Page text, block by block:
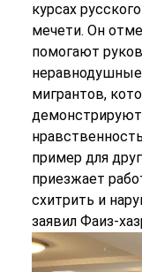
курсах
мечети. Он
помогают
мигрантов,
пример для
приезжает
схитрить и
заявил Фаиз-